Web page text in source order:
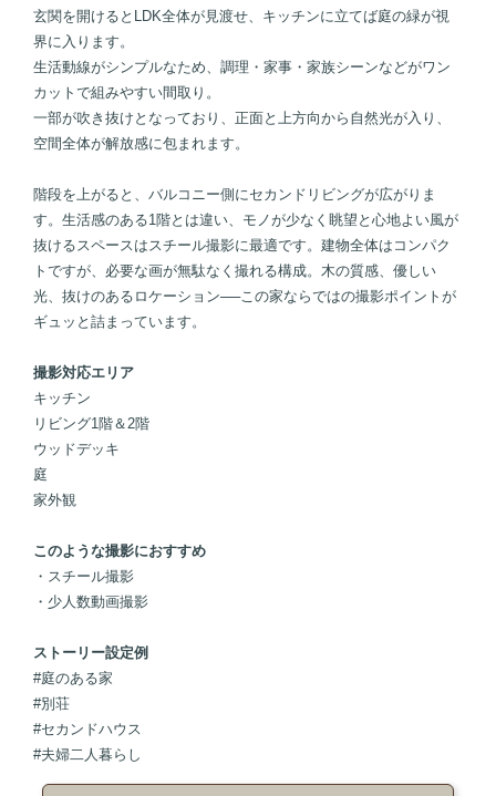
玄関を開けるとLDK全体が見渡せ、キッチンに立てば庭の緑が視
界に入ります。
生活動線がシンプルなため、調理・家事・家族シーンなどがワン
カットで組みやすい間取り。
一部が吹き抜けとなっており、正面と上方向から自然光が入り、
空間全体が解放感に包まれます。
階段を上がると、バルコニー側にセカンドリビングが広がりま
す。生活感のある1階とは違い、モノが少なく眺望と心地よい風が
抜けるスペースはスチール撮影に最適です。建物全体はコンパク
トですが、必要な画が無駄なく撮れる構成。木の質感、優しい
光、抜けのあるロケーション──この家ならではの撮影ポイントが
ギュッと詰まっています。
撮影対応エリア
キッチン
リビング1階＆2階
ウッドデッキ
庭
家外観
このような撮影におすすめ
・スチール撮影
・少人数動画撮影
ストーリー設定例
#庭のある家
#別荘
#セカンドハウス
#夫婦二人暮らし